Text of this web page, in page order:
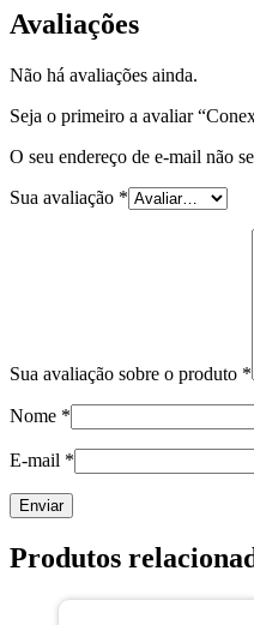
Avaliações
Não há avaliações ainda.
Seja o primeiro a avaliar
O seu endereço de e-mail não
Sua avaliação *
Sua avaliação sobre o produto *
Nome *
E-mail *
Produtos